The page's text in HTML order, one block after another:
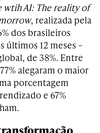
wtih AI: The reality of
, realizada pela
dos brasileiros
últimos 12 meses –
de 38%. Entre
alegaram o maior
porcentagem
e 67%